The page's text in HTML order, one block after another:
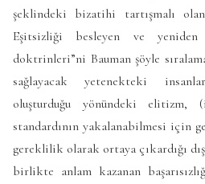
şeklindeki bizatihi tartışmalı
Eşitsizliği besleyen ve
doktrinleri”ni Bauman şöyle
sağlayacak yetenekteki
oluşturduğu yönündeki
standardının yakalanabilmesi için
gereklilik olarak ortaya çıkardığı
birlikte anlam kazanan